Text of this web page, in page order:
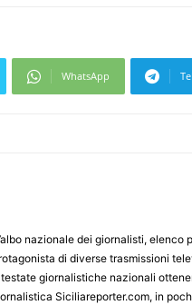
WhatsApp
nazionale dei giornalisti, elenco
di diverse trasmissioni
giornalistiche nazionali
Siciliareporter.com, in